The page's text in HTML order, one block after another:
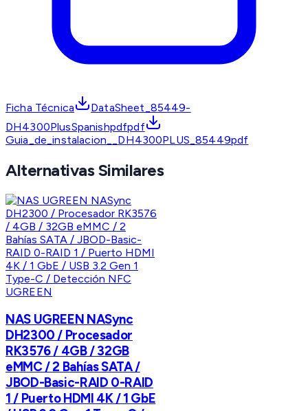
Ficha Técnica
DataSheet_85449-
DH4300PlusSpanishpdfpdf
Guia_de_instalacion__DH4300PLUS_85449pdf
Alternativas Similares
UGREEN
NAS UGREEN NASync
DH2300 / Procesador
RK3576 / 4GB / 32GB
eMMC / 2 Bahías SATA /
JBOD-Basic-RAID 0-RAID
1 / Puerto HDMI 4K / 1 GbE